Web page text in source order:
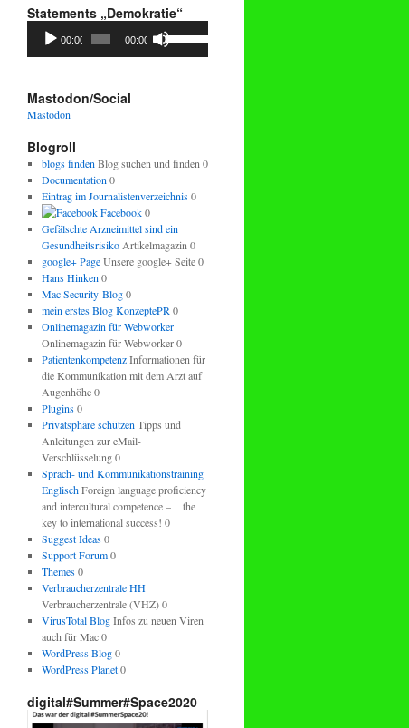
Statements „Demokratie“
Audio-
Player
00:00 00:00
Hoch/Runter
benutzen,
Mastodon/Social
Mastodon
Blogroll
blogs finden Blog suchen und finden 0
Documentation 0
Eintrag im Journalistenverzeichnis0
Facebook0
Gefälschte Arzneimittel sind ein
GesundheitsrisikoArtikelmagazin 0
google+ PageUnsere google+ Seite 0
Hans Hinken 0
Mac Security-Blog0
mein erstes Blog KonzeptePR 0
Onlinemagazin für Webworker
Onlinemagazin für Webworker 0
PatientenkompetenzInformationen für
die Kommunikation mit dem Arzt auf
Augenhöhe 0
Plugins0
Privatsphäre schützen Tipps und
Anleitungen zur eMail-
Verschlüsselung 0
Sprach- und Kommunikationstraining
EnglischForeign language proficiency
and intercultural competence – the
key to international success! 0
Suggest Ideas0
Support Forum0
Themes0
Verbraucherzentrale HH
Verbraucherzentrale (VHZ) 0
VirusTotal BlogInfos zu neuen Viren
auch für Mac 0
WordPress Blog0
WordPress Planet0
digital#Summer#Space2020